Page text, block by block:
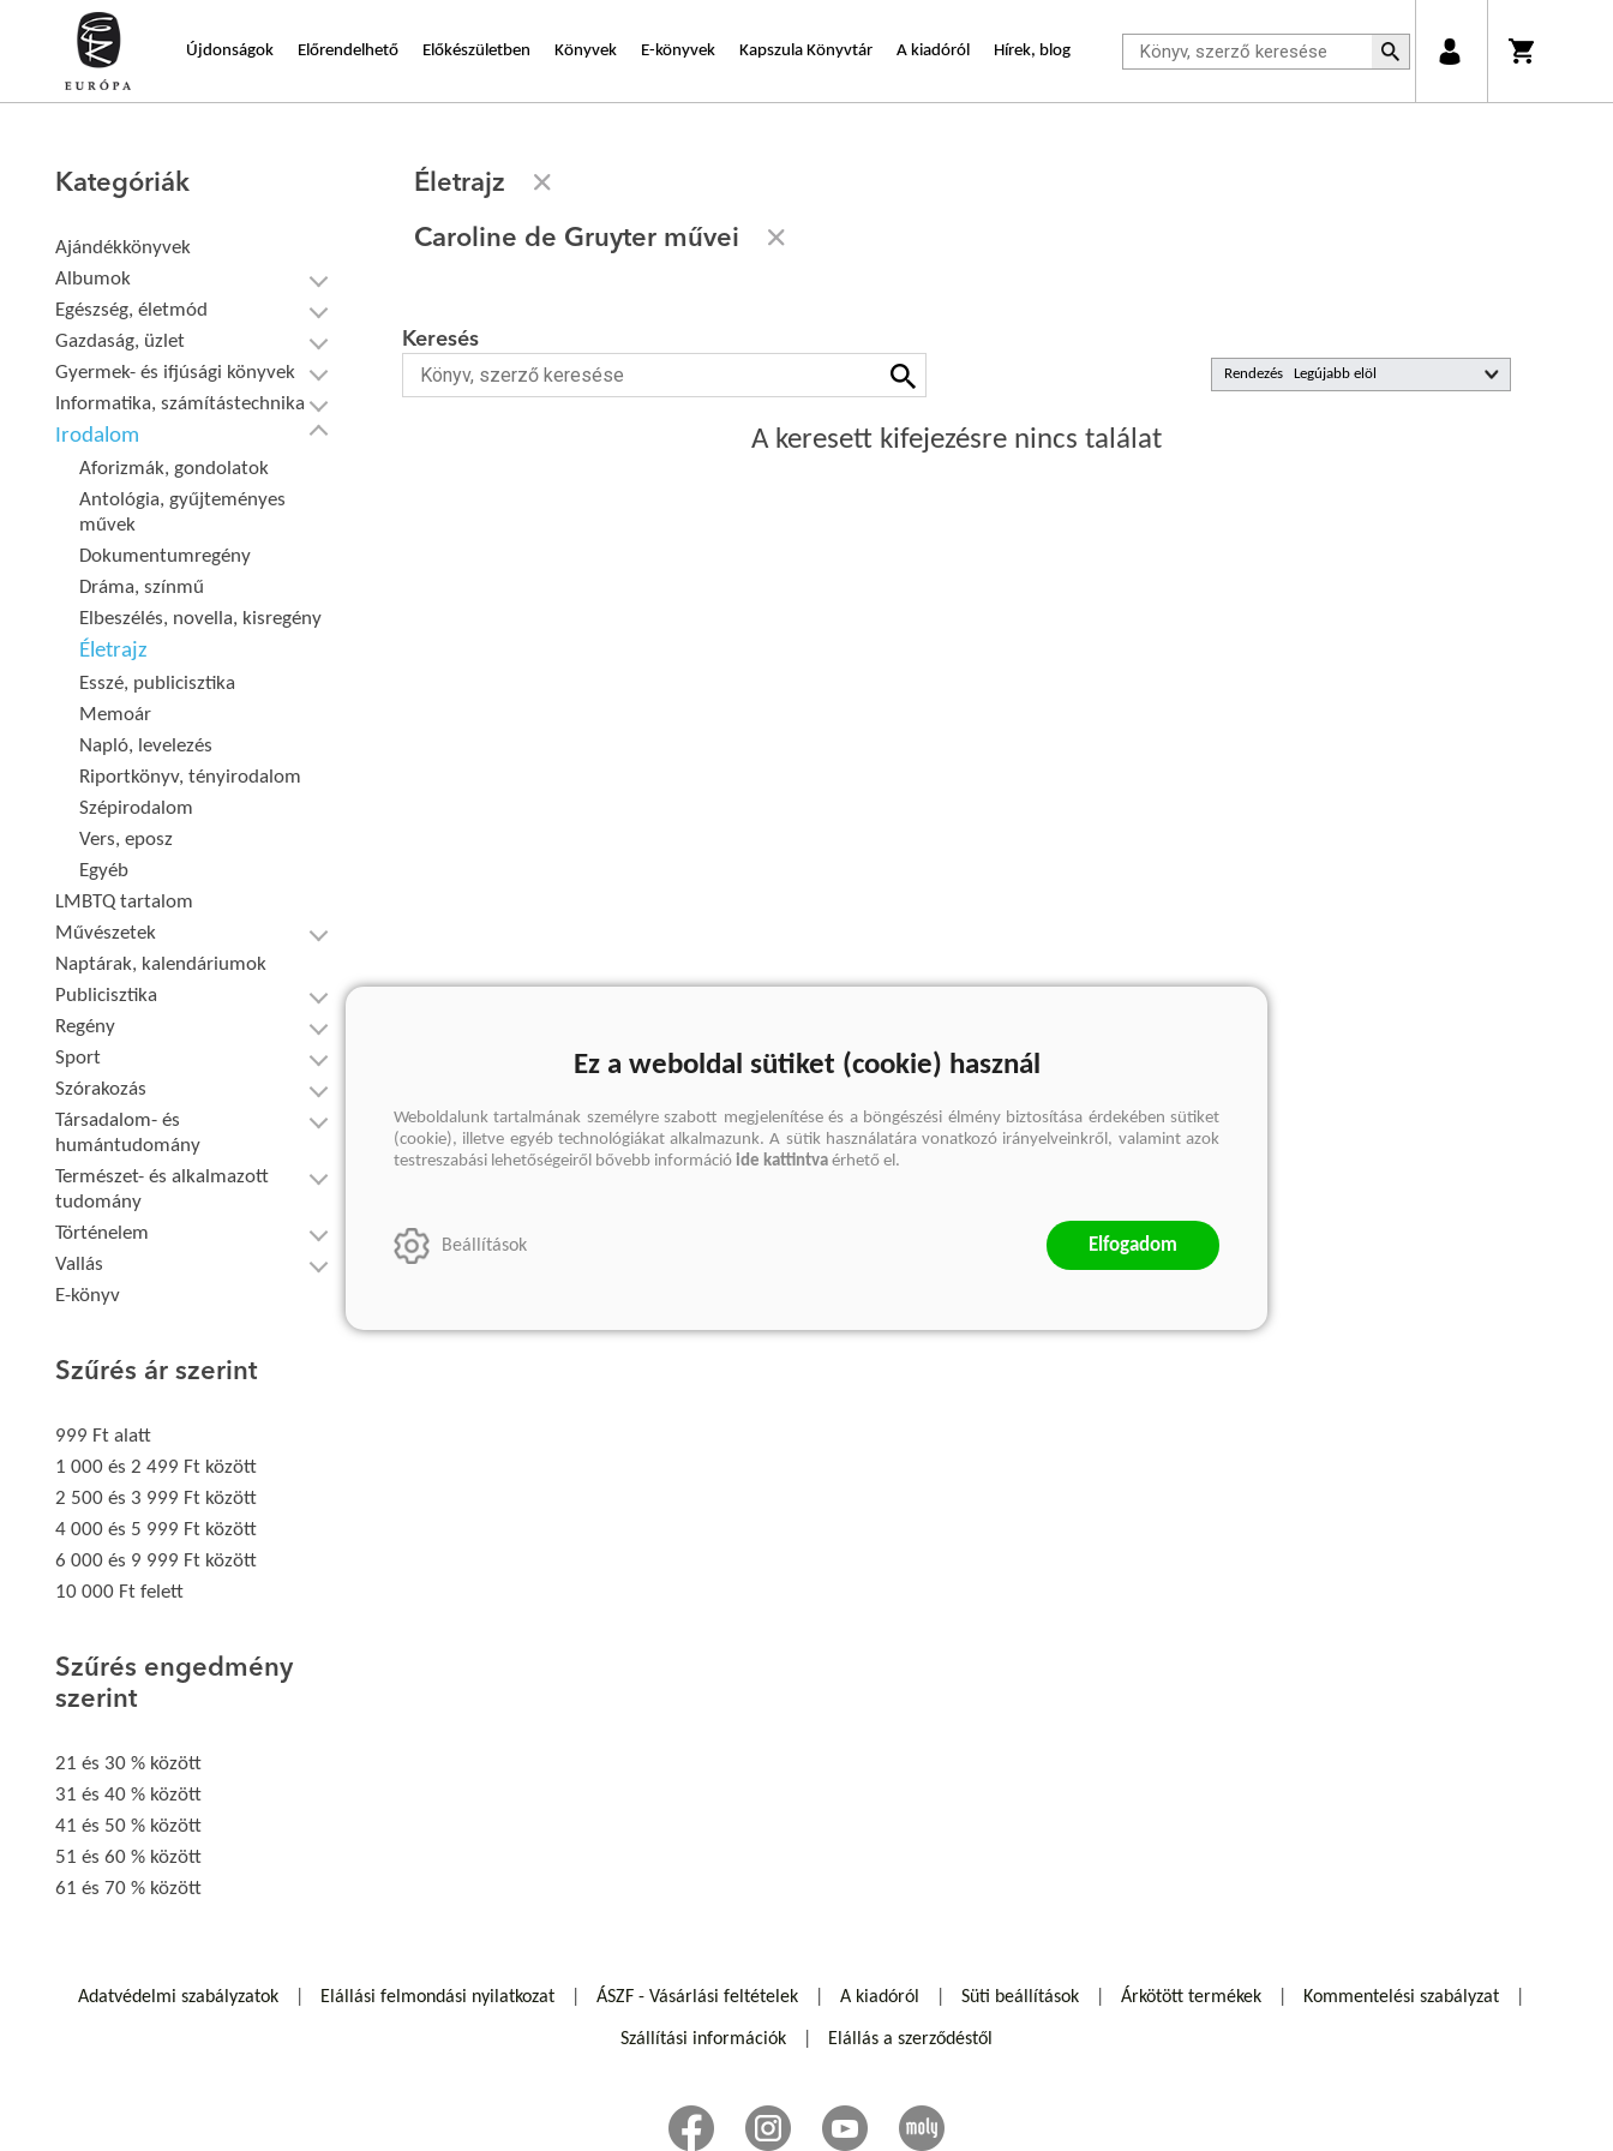
Újdonságok Előrendelhető Előkészületben Könyvek E-könyvek Kapszula Könyvtár A kiadóról Hírek, blog
Kategóriák
Ajándékkönyvek
Albumok
Egészség, életmód
Gazdaság, üzlet
Gyermek- és ifjúsági könyvek
Informatika, számítástechnika
Irodalom
Aforizmák, gondolatok
Antológia, gyűjteményes
művek
Dokumentumregény
Dráma, színmű
Elbeszélés, novella, kisregény
Életrajz
Esszé, publicisztika
Memoár
Napló, levelezés
Riportkönyv, tényirodalom
Szépirodalom
Vers, eposz
Egyéb
LMBTQ tartalom
Művészetek
Naptárak, kalendáriumok
Publicisztika
Regény
Sport
Szórakozás
Társadalom- és
humántudomány
Természet- és alkalmazott
tudomány
Történelem
Vallás
E-könyv
Szűrés ár szerint
999 Ft alatt
1 000 és 2 499 Ft között
2 500 és 3 999 Ft között
4 000 és 5 999 Ft között
6 000 és 9 999 Ft között
10 000 Ft felett
Szűrés engedmény
szerint
21 és 30 % között
31 és 40 % között
41 és 50 % között
51 és 60 % között
61 és 70 % között
Életrajz
Caroline de Gruyter művei
Rendezés
Keresés
A keresett kifejezésre nincs találat
Adatvédelmi szabályzatok Elállási felmondási nyilatkozat ÁSZF - Vásárlási feltételek A kiadóról Süti beállítások Árkötött termékek Kommentelési szabályzat
Szállítási információk Elállás a szerződéstől
Ez a weboldal sütiket (cookie) használ
Weboldalunk tartalmának személyre szabott megjelenítése és a böngészési élmény biztosítása érdekében sütiket
(cookie), illetve egyéb technológiákat alkalmazunk. A sütik használatára vonatkozó irányelveinkről, valamint azok
testreszabási lehetőségeiről bővebb információ ide kattintva érhető el.
Beállítások Elfogadom